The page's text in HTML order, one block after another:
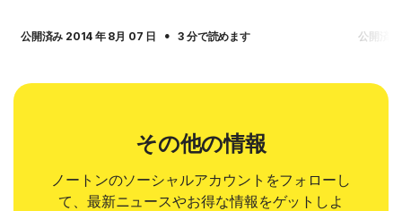
公開済み 2014 年 8月 07 日 · 3 分で読めます 公開済
その他の情報
ノートンのソーシャルアカウントをフォローし
て、最新ニュースやお得な情報をゲットしよ